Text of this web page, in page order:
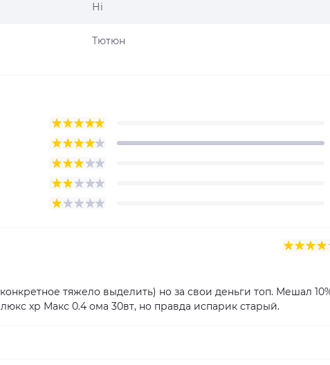
Ні
Тютюн
тяжело выделить) но за свои деньги топ. Мешал
хр Макс 0.4 ома 30вт, но правда испарик старый.